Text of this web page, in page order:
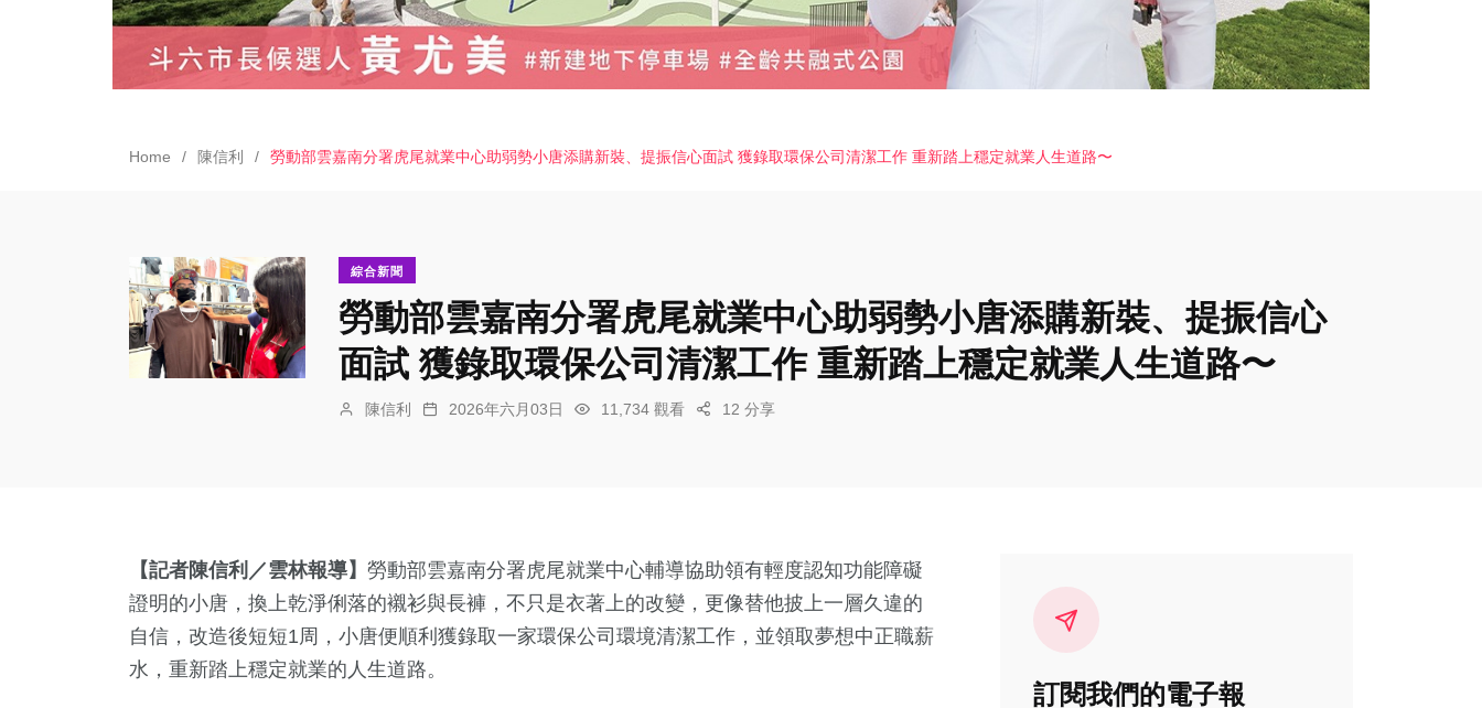
Home 陳信利 勞動部雲嘉南分署虎尾就業中心助弱勢小唐添購新裝、提振信心面試 獲錄取環保公司清潔工作 重新踏上穩定就業人生道路〜
綜合新聞
勞動部雲嘉南分署虎尾就業中心助弱勢小唐添購新裝、提振信心
面試 獲錄取環保公司清潔工作 重新踏上穩定就業人生道路〜
陳信利 2026年六月03日 11,734 觀看 12 分享
【記者陳信利／雲林報導】 勞動部雲嘉南分署虎尾就業中心輔導協助領有輕度認知功能障礙
證明的小唐，換上乾淨俐落的襯衫與長褲，不只是衣著上的改變，更像替他披上一層久違的
自信，改造後短短1周，小唐便順利獲錄取一家環保公司環境清潔工作，並領取夢想中正職薪
水，重新踏上穩定就業的人生道路。
訂閱我們的電子報